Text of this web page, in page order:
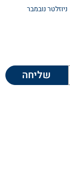
ניוזלטר נובמבר
שליחה